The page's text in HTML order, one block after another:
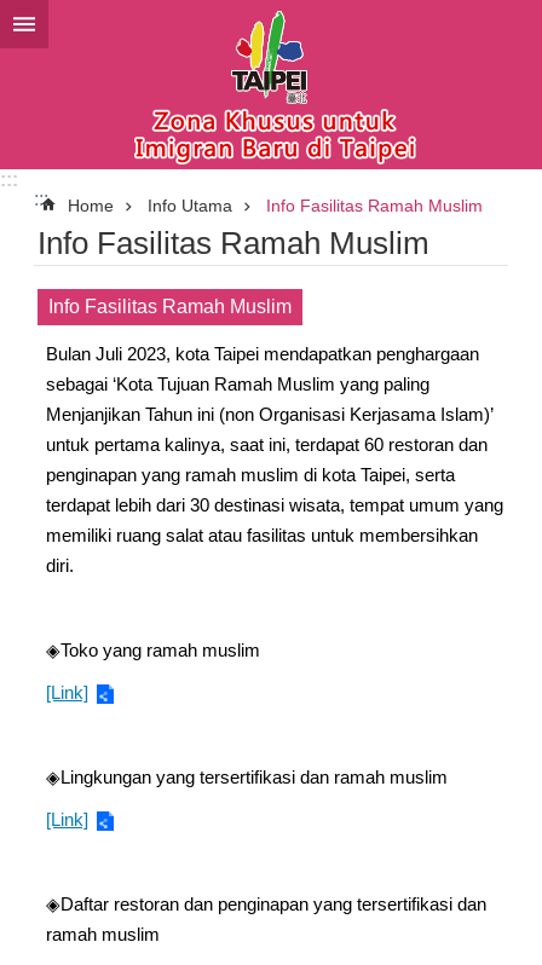
Lompat ke blok konten utama
:::
::: Home Info Utama Info Fasilitas Ramah Muslim
Info Fasilitas Ramah Muslim
Info Fasilitas Ramah Muslim
Bulan Juli 2023, kota Taipei mendapatkan penghargaan
sebagai ‘Kota Tujuan Ramah Muslim yang paling
Menjanjikan Tahun ini (non Organisasi Kerjasama Islam)’
untuk pertama kalinya, saat ini, terdapat 60 restoran dan
penginapan yang ramah muslim di kota Taipei, serta
terdapat lebih dari 30 destinasi wisata, tempat umum yang
memiliki ruang salat atau fasilitas untuk membersihkan
diri.
◈Toko yang ramah muslim
[Link]
◈Lingkungan yang tersertifikasi dan ramah muslim
[Link]
◈Daftar restoran dan penginapan yang tersertifikasi dan
ramah muslim